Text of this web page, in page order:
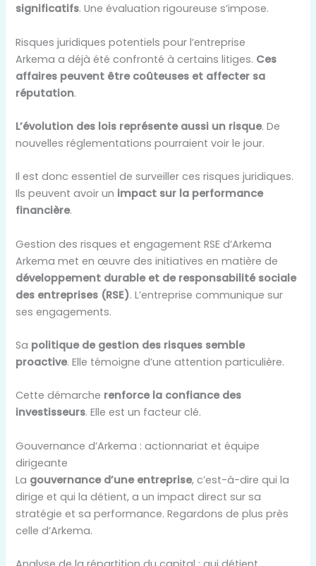
significatifs. Une évaluation rigoureuse s’impose.
Risques juridiques potentiels pour l’entreprise
Arkema a déjà été confronté à certains litiges. Ces
affaires peuvent être coûteuses et affecter sa
réputation.
L’évolution des lois représente aussi un risque. De
nouvelles réglementations pourraient voir le jour.
Il est donc essentiel de surveiller ces risques juridiques.
Ils peuvent avoir un impact sur la performance
financière.
Gestion des risques et engagement RSE d’Arkema
Arkema met en œuvre des initiatives en matière de
développement durable et de responsabilité sociale
des entreprises (RSE). L’entreprise communique sur
ses engagements.
Sa politique de gestion des risques semble
proactive. Elle témoigne d’une attention particulière.
Cette démarche renforce la confiance des
investisseurs. Elle est un facteur clé.
Gouvernance d’Arkema : actionnariat et équipe
dirigeante
La gouvernance d’une entreprise, c’est-à-dire qui la
dirige et qui la détient, a un impact direct sur sa
stratégie et sa performance. Regardons de plus près
celle d’Arkema.